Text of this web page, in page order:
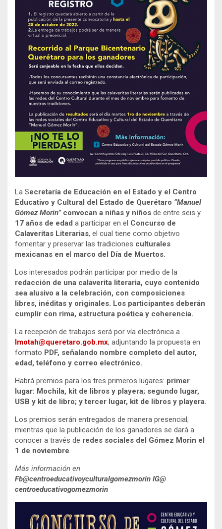
La Secretaría de Educación en el Estado y el Centro
Educativo y Cultural del Estado de Querétaro “Manuel
Gómez Morin” convocan a niñas y niños de entre seis y
17 años de edad a participar en el Concurso de
Calaveritas Literarias, el cual tiene como objetivo
fomentar y preservar las tradiciones culturales
mexicanas en el marco del Día de Muertos.
Los interesados podrán participar por medio de la
redacción de una calaverita literaria, cuyo contenido
sea alusivo a la celebración, con composiciones
libres, inéditas y originales. Los participantes deberán
cumplir con rima, estructura poética y coherencia.
La recepción de trabajos será por vía electrónica a
lmotah@queretaro.gob.mx, adjuntando la propuesta en
formato PDF, señalando nombre completo del autor,
edad, teléfono y correo electrónico.
Habrá premios para los tres primeros lugares: primer
lugar: Mochila, kit de libros y playera; segundo lugar,
USB y kit de libro; y tercer lugar, kit de libros y playera.
Los premios serán entregados de manera presencial;
mientras que la publicación de los ganadores se dará a
conocer a través de redes sociales del Gómez Morin el
1 de noviembre.
Más información en
Fb@centroeducativoyculturalgomezmorin IG@
centroeducativogomezmorin